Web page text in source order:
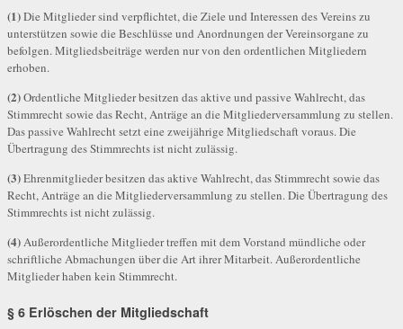
(1)Die Mitglieder sind verpflichtet, die Ziele und Interessen des Vereins zu
unterstützen sowie die Beschlüsse und Anordnungen der Vereinsorgane zu
befolgen. Mitgliedsbeiträge werden nur von den ordentlichen Mitgliedern
erhoben.
(2)Ordentliche Mitglieder besitzen das aktive und passive Wahlrecht, das
Stimmrecht sowie das Recht, Anträge an die Mitgliederversammlung zu stellen.
Das passive Wahlrecht setzt eine zweijährige Mitgliedschaft voraus. Die
Übertragung des Stimmrechts ist nicht zulässig.
(3)Ehrenmitglieder besitzen das aktive Wahlrecht, das Stimmrecht sowie das
Recht, Anträge an die Mitgliederversammlung zu stellen. Die Übertragung des
Stimmrechts ist nicht zulässig.
(4)Außerordentliche Mitglieder treffen mit dem Vorstand mündliche oder
schriftliche Abmachungen über die Art ihrer Mitarbeit. Außerordentliche
Mitglieder haben kein Stimmrecht.
§ 6 Erlöschen der Mitgliedschaft